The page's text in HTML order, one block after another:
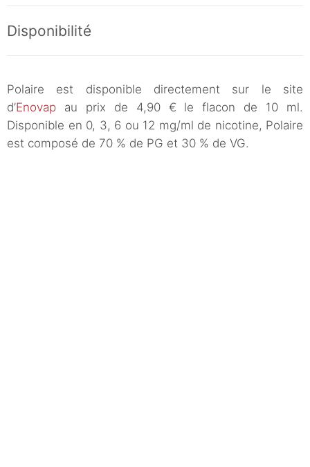
Disponibilité
Polaire est disponible directement sur le site
d’Enovap au prix de 4,90 € le flacon de 10 ml.
Disponible en 0, 3, 6 ou 12 mg/ml de nicotine, Polaire
est composé de 70 % de PG et 30 % de VG.